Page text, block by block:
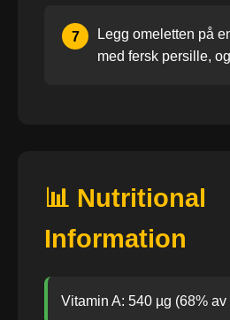
7
Legg omeletten på
med fersk persille,
📊 Nutritional
Information
Vitamin A: 540 µg (68%